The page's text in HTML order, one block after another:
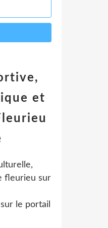
et
fleurieu sur
sur le portail